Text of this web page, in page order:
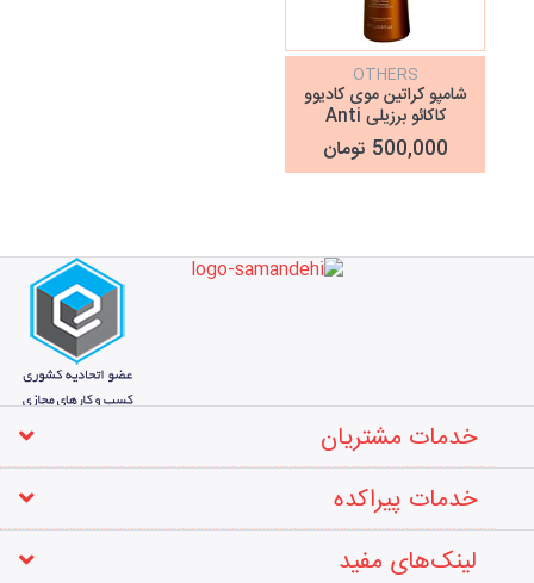
OTHERS
شامپو کراتین موی کادیوو
کاکائو برزیلی Anti
Residue Shompoo
500,000 تومان
خدمات مشتریان
خدمات پیراکده
لینک‌های مفید